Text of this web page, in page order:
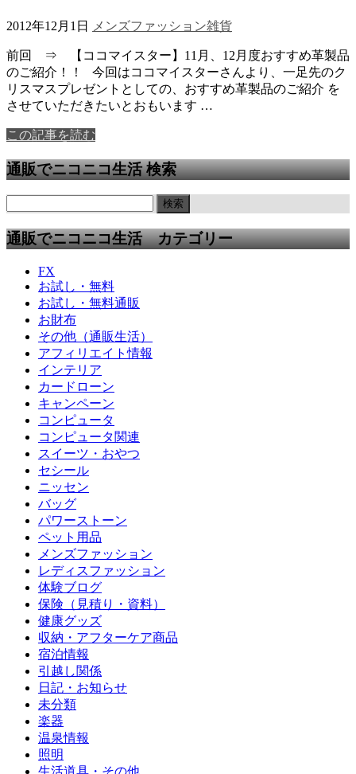
2012年12月1日 メンズファッション雑貨
前回 ⇒ 【ココマイスター】11月、12月度おすすめ革製品
のご紹介！！ 今回はココマイスターさんより、一足先のク
リスマスプレゼントとしての、おすすめ革製品のご紹介 を
させていただきたいとおもいます …
この記事を読む
通販でニコニコ生活 検索
通販でニコニコ生活 カテゴリー
FX
お試し・無料
お試し・無料通販
お財布
その他（通販生活）
アフィリエイト情報
インテリア
カードローン
キャンペーン
コンピュータ
コンピュータ関連
スイーツ・おやつ
セシール
ニッセン
バッグ
パワーストーン
ペット用品
メンズファッション
レディスファッション
体験ブログ
保険（見積り・資料）
健康グッズ
収納・アフターケア商品
宿泊情報
引越し関係
日記・お知らせ
未分類
楽器
温泉情報
照明
生活道具・その他